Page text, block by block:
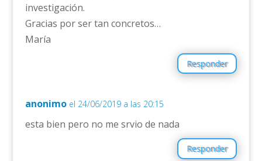
investigación.
Gracias por ser tan concretos…
María
Responder
anonimo el 24/06/2019 a las 20:15
esta bien pero no me srvio de nada
Responder